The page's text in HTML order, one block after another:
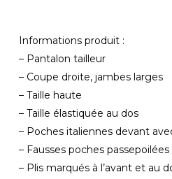
Informations produit :
– Pantalon tailleur
– Coupe droite, jambes larges
– Taille haute
– Taille élastiquée au dos
– Poches italiennes devant
– Fausses poches
– Plis marqués à l’avant et au